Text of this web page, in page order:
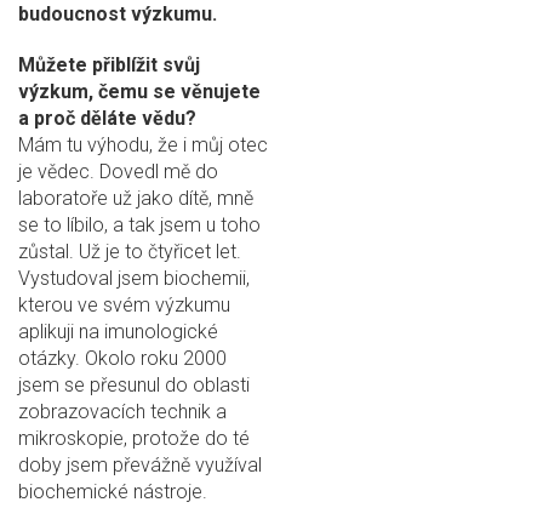
budoucnost výzkumu.
Můžete přiblížit svůj
výzkum, čemu se věnujete
a proč děláte vědu?
Mám tu výhodu, že i můj otec
je vědec. Dovedl mě do
laboratoře už jako dítě, mně
se to líbilo, a tak jsem u toho
zůstal. Už je to čtyřicet let.
Vystudoval jsem biochemii,
kterou ve svém výzkumu
aplikuji na imunologické
otázky. Okolo roku 2000
jsem se přesunul do oblasti
zobrazovacích technik a
mikroskopie, protože do té
doby jsem převážně využíval
biochemické nástroje.